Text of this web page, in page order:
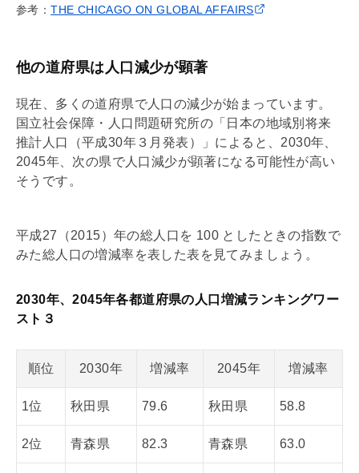
参考：THE CHICAGO ON GLOBAL AFFAIRS
他の道府県は人口減少が顕著
現在、多くの道府県で人口の減少が始まっています。
国立社会保障・人口問題研究所の「日本の地域別将来
推計人口（平成30年３月発表）」によると、2030年、
2045年、次の県で人口減少が顕著になる可能性が高い
そうです。
平成27（2015）年の総人口を 100 としたときの指数で
みた総人口の増減率を表した表を見てみましょう。
2030年、2045年各都道府県の人口増減ランキングワー
スト３
順位 2030年 増減率 2045年 増減率
1位 秋田県 79.6 秋田県 58.8
2位 青森県 82.3 青森県 63.0